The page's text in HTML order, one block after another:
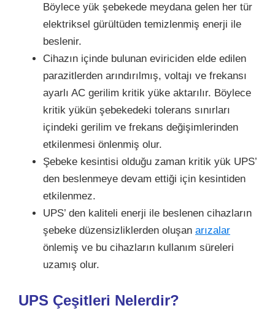
Böylece yük şebekede meydana gelen her tür
elektriksel gürültüden temizlenmiş enerji ile
beslenir.
Cihazın içinde bulunan eviriciden elde edilen
parazitlerden arındırılmış, voltajı ve frekansı
ayarlı AC gerilim kritik yüke aktarılır. Böylece
kritik yükün şebekedeki tolerans sınırları
içindeki gerilim ve frekans değişimlerinden
etkilenmesi önlenmiş olur.
Şebeke kesintisi olduğu zaman kritik yük UPS’
den beslenmeye devam ettiği için kesintiden
etkilenmez.
UPS’ den kaliteli enerji ile beslenen cihazların
şebeke düzensizliklerden oluşan arızalar
önlemiş ve bu cihazların kullanım süreleri
uzamış olur.
UPS Çeşitleri Nelerdir?